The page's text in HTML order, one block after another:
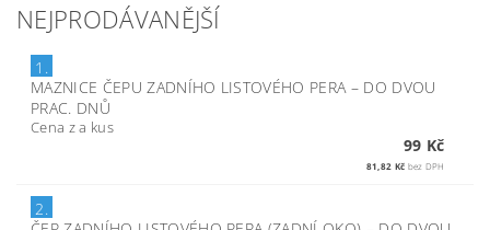
NEJPRODÁVANĚJŠÍ
1.
MAZNICE ČEPU ZADNÍHO LISTOVÉHO PERA – DO DVOU
PRAC. DNŮ
Cena z a kus
99 Kč
81,82 Kč bez DPH
2.